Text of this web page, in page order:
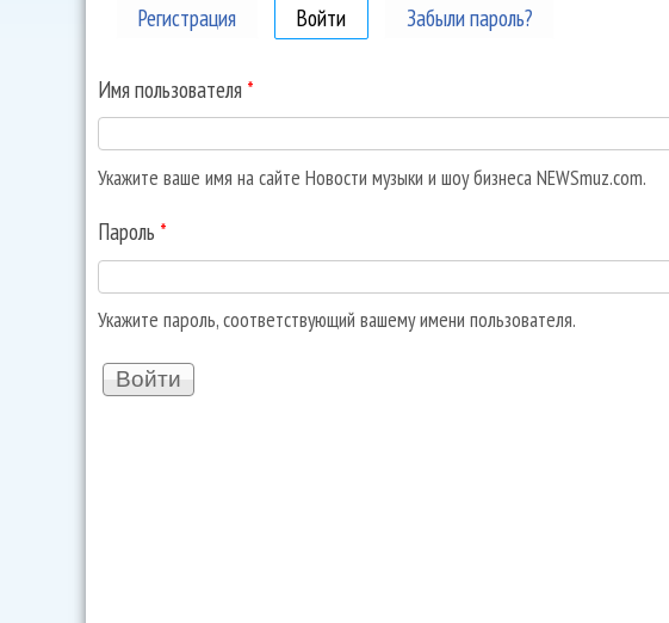
Регистрация Войти (активная вкладка)
Забыли пароль?
Имя пользователя *
Укажите ваше имя на сайте Новости музыки и шоу бизнеса NEWSmuz.com.
Пароль *
Укажите пароль, соответствующий вашему имени пользователя.